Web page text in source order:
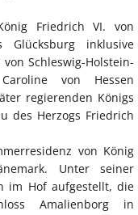
Friedrich VI. von
inklusive
Schleswig-Holstein-
von Hessen
regierenden Königs
des Herzogs Friedrich
von König
Unter seiner
im Hof aufgestellt, die
Amalienborg in